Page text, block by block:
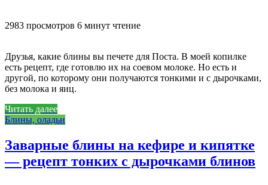
2983 просмотров 6 минут чтение
Друзья, какие блины вы печете для Поста. В моей копилке
есть рецепт, где готовлю их на соевом молоке. Но есть и
другой, по которому они получаются тонкими и с дырочками,
без молока и яиц.
Читать далее
Блины, оладьи
Заварные блины на кефире и кипятке
— рецепт тонких с дырочками блинов